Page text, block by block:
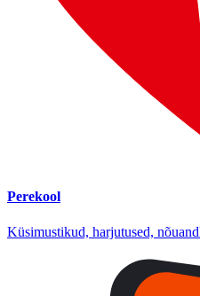
Perekool
Küsimustikud, harjutused,